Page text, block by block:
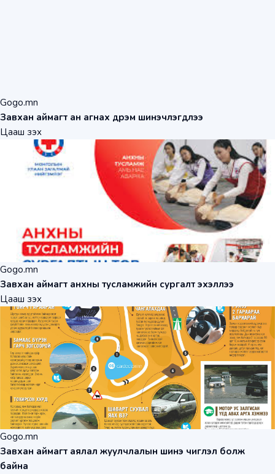
Gogo.mn
Завхан аймагт ан агнах дүрэм шинэчлэгдлээ
Цааш үзэх
Gogo.mn
Завхан аймагт анхны тусламжийн сургалт эхэллээ
Цааш үзэх
Gogo.mn
Завхан аймагт аялал жуулчлалын шинэ чиглэл болж
байна